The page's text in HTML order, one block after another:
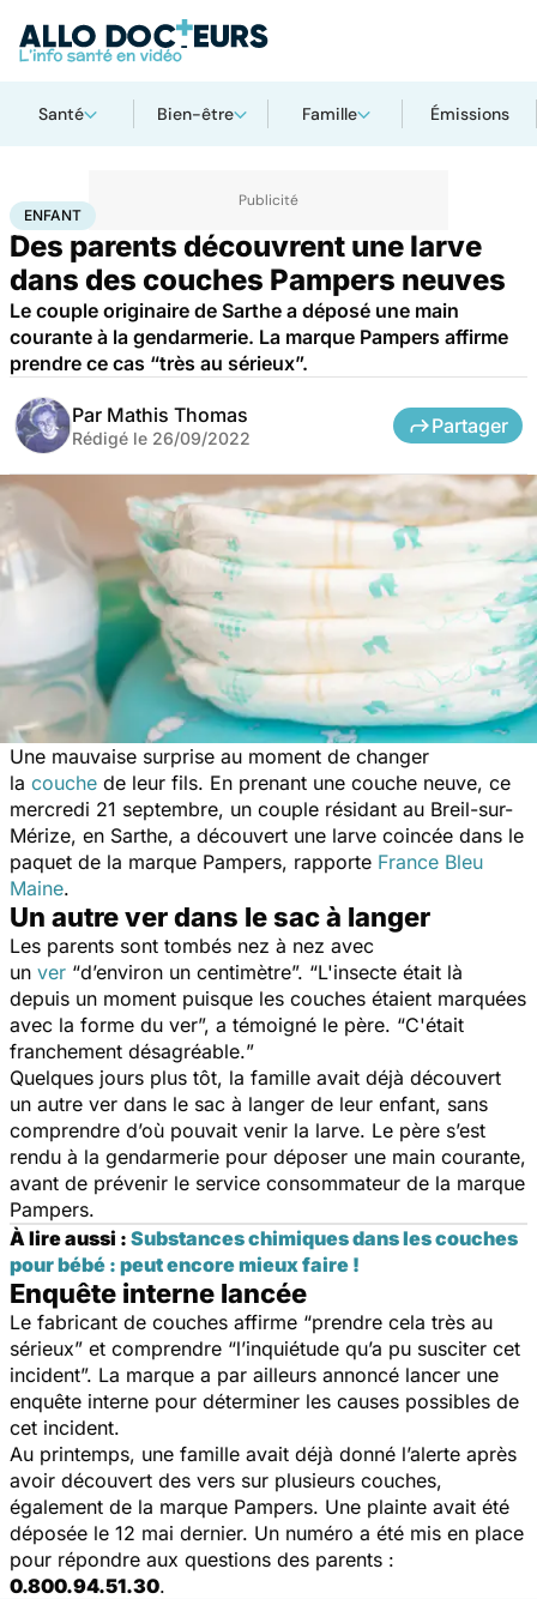
Santé Bien-être Famille Émissions
AccueilFamille
ENFANT
Des parents découvrent une larve
dans des couches Pampers neuves
Le couple originaire de Sarthe a déposé une main
courante à la gendarmerie. La marque Pampers affirme
prendre ce cas “très au sérieux”.
Par Mathis Thomas
Rédigé le 26/09/2022
Partager
Une mauvaise surprise au moment de changer
la couche de leur fils. En prenant une couche neuve, ce
mercredi 21 septembre, un couple résidant au Breil-sur-
Mérize, en Sarthe, a découvert une larve coincée dans le
paquet de la marque Pampers, rapporte France Bleu
Maine.
Un autre ver dans le sac à langer
Les parents sont tombés nez à nez avec
un ver “d’environ un centimètre”. “L'insecte était là
depuis un moment puisque les couches étaient marquées
avec la forme du ver”, a témoigné le père. “C'était
franchement désagréable.”
Quelques jours plus tôt, la famille avait déjà découvert
un autre ver dans le sac à langer de leur enfant, sans
comprendre d’où pouvait venir la larve. Le père s’est
rendu à la gendarmerie pour déposer une main courante,
avant de prévenir le service consommateur de la marque
Pampers.
À lire aussi : Substances chimiques dans les couches
pour bébé : peut encore mieux faire !
Enquête interne lancée
Le fabricant de couches affirme “prendre cela très au
sérieux” et comprendre “l’inquiétude qu’a pu susciter cet
incident”. La marque a par ailleurs annoncé lancer une
enquête interne pour déterminer les causes possibles de
cet incident.
Au printemps, une famille avait déjà donné l’alerte après
avoir découvert des vers sur plusieurs couches,
également de la marque Pampers. Une plainte avait été
déposée le 12 mai dernier. Un numéro a été mis en place
pour répondre aux questions des parents :
0.800.94.51.30.